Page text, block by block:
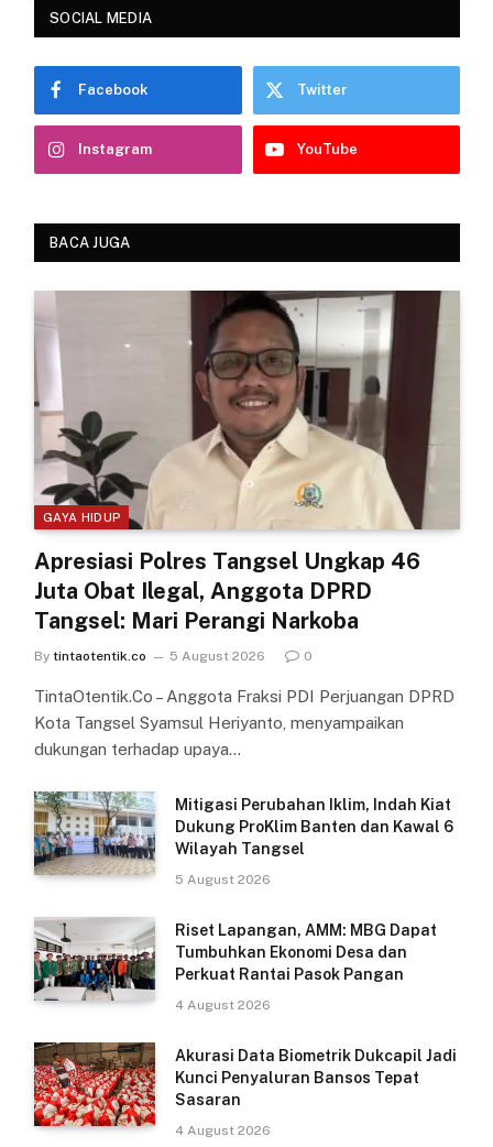
SOCIAL MEDIA
Facebook Twitter
Instagram YouTube
BACA JUGA
GAYA HIDUP
Apresiasi Polres Tangsel Ungkap 46
Juta Obat Ilegal, Anggota DPRD
Tangsel: Mari Perangi Narkoba
By tintaotentik.co 5 August 2026 0
TintaOtentik.Co – Anggota Fraksi PDI Perjuangan DPRD
Kota Tangsel Syamsul Heriyanto, menyampaikan
dukungan terhadap upaya…
Mitigasi Perubahan Iklim, Indah Kiat
Dukung ProKlim Banten dan Kawal 6
Wilayah Tangsel
5 August 2026
Riset Lapangan, AMM: MBG Dapat
Tumbuhkan Ekonomi Desa dan
Perkuat Rantai Pasok Pangan
4 August 2026
Akurasi Data Biometrik Dukcapil Jadi
Kunci Penyaluran Bansos Tepat
Sasaran
4 August 2026